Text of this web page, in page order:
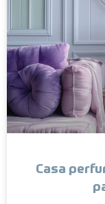
Casa